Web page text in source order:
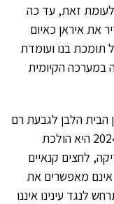
לעומת זאת, עד כה
את איראן כאיום
תומכת בנו ועומדת
במערכה הקיומית
הבית הלבן לגבעת רם
הייתה טובה למדי. אבל מאז תחילתה של 2024 היא הולכת
לחצים קנאיים
אינם מאפשרים את
לנגד עינינו איננו